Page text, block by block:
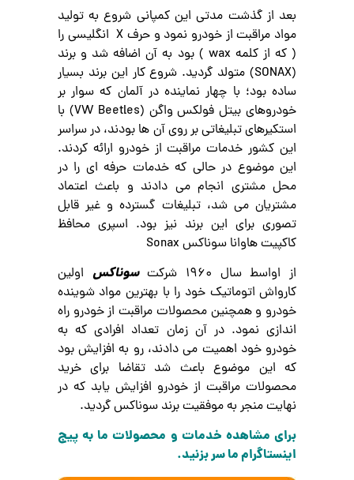
بعد از گذشت مدتی این کمپانی شروع به تولید
مواد مراقبت از خودرو نمود و حرف X انگلیسی را
( که از کلمه wax ) بود به آن اضافه شد و برند
(SONAX) متولد گردید. شروع کار این برند بسیار
ساده بود؛ با چهار نماینده در آلمان که سوار بر
خودروهای بیتل فولکس واگن (VW Beetles) با
استکیرهای تبلیغاتی بر روی آن ها بودند، در سراسر
این کشور خدمات مراقبت از خودرو ارائه کردند.
این موضوع در حالی که خدمات حرفه ای را در
محل مشتری انجام می دادند و باعث اعتماد
مشتریان می شد، تبلیغات گسترده و غیر قابل
تصوری برای این برند نیز بود. اسپری محافظ
کاکپیت هاوانا سوناکس Sonax
از اواسط سال 1960 شرکت
سوناکس اولین
کارواش اتوماتیک خود را با بهترین مواد شوینده
خودرو و همچنین محصولات مراقبت از خودرو راه
اندازی نمود. در آن زمان تعداد افرادی که به
خودرو خود اهمیت می دادند، رو به افزایش بود
که این موضوع باعث شد تقاضا برای خرید
محصولات مراقبت از خودرو افزایش یابد که در
نهایت منجر به موفقیت برند سوناکس گردید.
برای مشاهده خدمات و محصولات ما به پیج
اینستاگرام ما سر بزنید.